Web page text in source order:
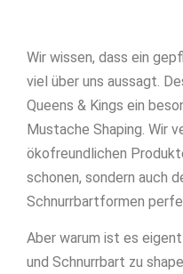
Wir wissen, dass ein
viel über uns aussagt.
Queens & Kings ein
Mustache Shaping. Wir
ökofreundlichen
schonen, sondern auch
Schnurrbartformen
Aber warum ist es
und Schnurrbart zu